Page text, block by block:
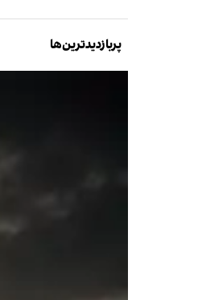
پربازدیدترین‌ها